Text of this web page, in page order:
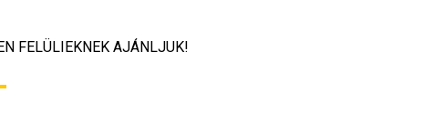
FELÜLIEKNEK AJÁNLJUK!